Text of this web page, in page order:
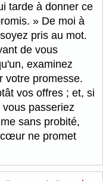
tarde à donner ce
De moi à
pris au mot.
de vous
examinez
votre promesse.
vos offres ; et, si
passeriez
sans probité,
ne promet